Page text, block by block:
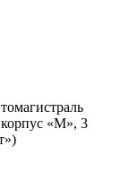
«М», 3